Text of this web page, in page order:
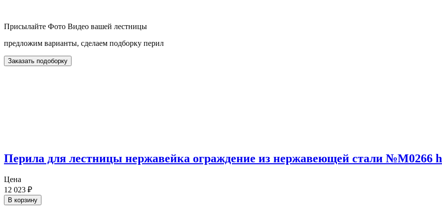
Присылайте Фото Видео вашей лестницы
предложим варианты, сделаем подборку перил
Заказать подоборку
Перила для лестницы нержавейка ограждение из нержавеющей стали №М0266
Цена
12 023 ₽
В корзину